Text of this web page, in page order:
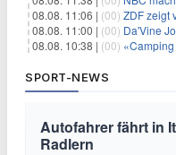
08.08. 11:06 | (00) ZDF zeigt
08.08. 11:00 | (00) Da'Vine Joy
08.08. 10:38 | (00) «Camping
SPORT-NEWS
Autofahrer fährt in
Radlern